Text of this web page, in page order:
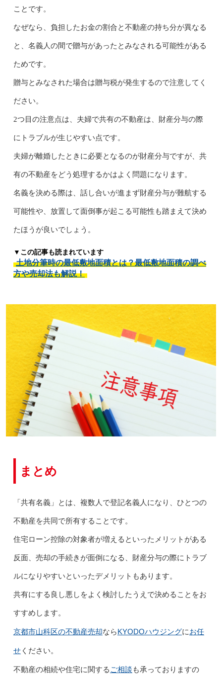
ことです。
なぜなら、負担したお金の割合と不動産の持ち分が異なる
と、名義人の間で贈与があったとみなされる可能性がある
ためです。
贈与とみなされた場合は贈与税が発生するので注意してく
ださい。
2つ目の注意点は、夫婦で共有の不動産は、財産分与の際
にトラブルが生じやすい点です。
夫婦が離婚したときに必要となるのが財産分与ですが、共
有の不動産をどう処理するかはよく問題になります。
名義を決める際は、話し合いが進まず財産分与が難航する
可能性や、放置して面倒事が起こる可能性も踏まえて決め
たほうが良いでしょう。
▼この記事も読まれています
土地分筆時の最低敷地面積とは？最低敷地面積の調べ
方や売却法も解説！
まとめ
「共有名義」とは、複数人で登記名義人になり、ひとつの
不動産を共同で所有することです。
住宅ローン控除の対象者が増えるといったメリットがある
反面、売却の手続きが面倒になる、財産分与の際にトラブ
ルになりやすいといったデメリットもあります。
共有にする良し悪しをよく検討したうえで決めることをお
すすめします。
京都市山科区の不動産売却ならKYODOハウジングにお任
せください。
不動産の相続や住宅に関する ご相談 も承っておりますの